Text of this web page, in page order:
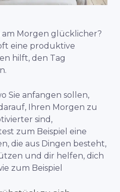
Morgen glücklicher?
eine produktive
hilft, den Tag
Sie anfangen sollen,
Ihren Morgen zu
sind,
zum Beispiel eine
die aus Dingen besteht,
und dir helfen, dich
zum Beispiel